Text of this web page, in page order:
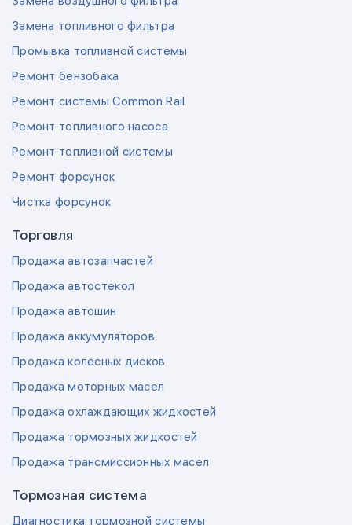
Замена топливного фильтра
Промывка топливной системы
Ремонт бензобака
Ремонт системы Common Rail
Ремонт топливного насоса
Ремонт топливной системы
Ремонт форсунок
Чистка форсунок
Торговля
Продажа автозапчастей
Продажа автостекол
Продажа автошин
Продажа аккумуляторов
Продажа колесных дисков
Продажа моторных масел
Продажа охлаждающих жидкостей
Продажа тормозных жидкостей
Продажа трансмиссионных масел
Тормозная система
Диагностика тормозной системы